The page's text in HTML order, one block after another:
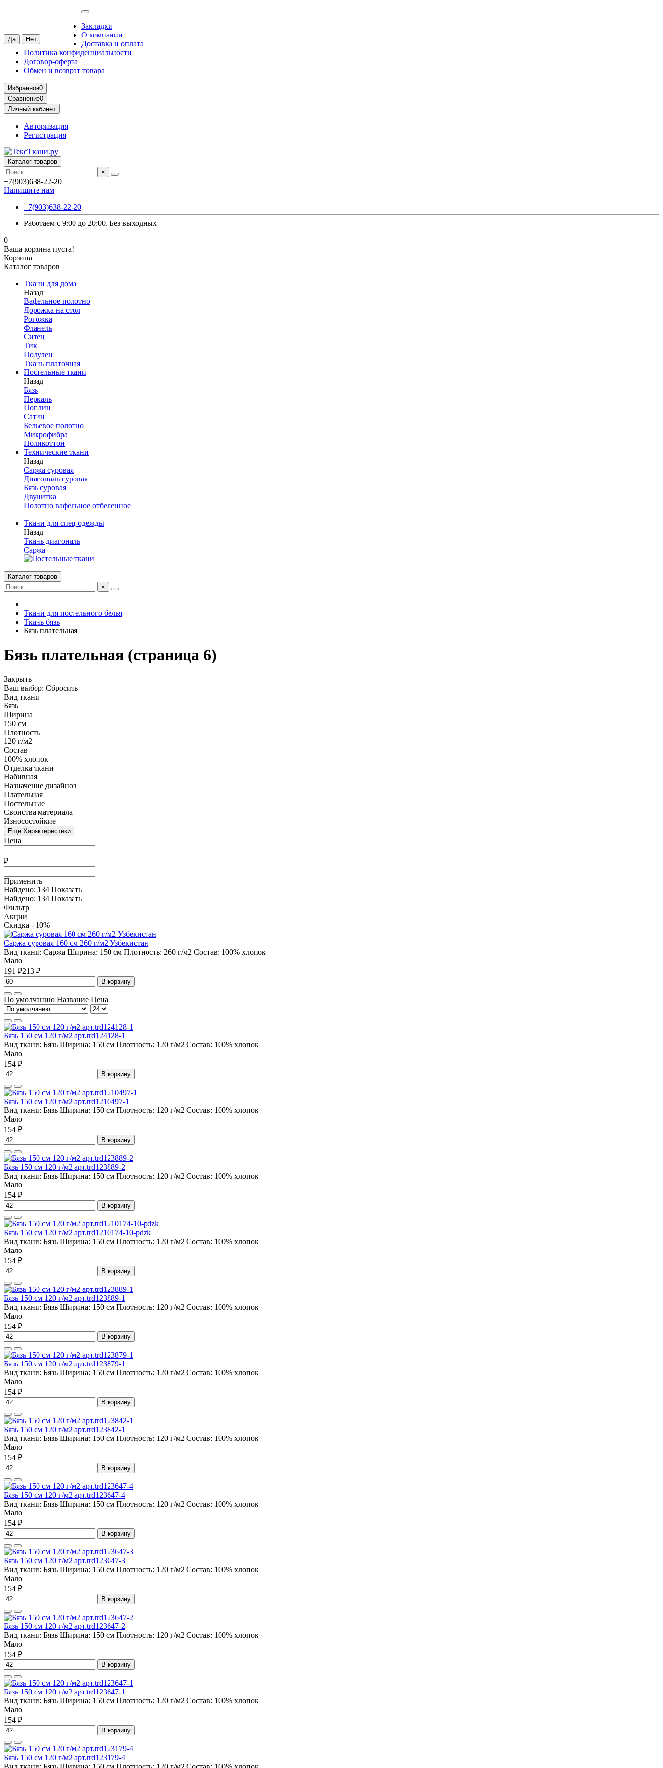
Закладки
О компании
Доставка и оплата
Политика конфиденциальности
Договор-оферта
Обмен и возврат товара
Избранное0
Сравнение0
Личный кабинет
Авторизация
Регистрация
Каталог товаров
×
+7(903)638-22-20
Напишите нам
+7(903)638-22-20
Работаем с 9:00 до 20:00. Без выходных
0
Ваша корзина пуста!
Корзина
Каталог товаров
Ткани для дома
Назад
Вафельное полотно
Дорожка на стол
Рогожка
Фланель
Ситец
Тик
Полулен
Ткань платочная
Постельные ткани
Назад
Бязь
Перкаль
Поплин
Сатин
Бельевое полотно
Микрофибра
Поликоттон
Технические ткани
Назад
Саржа суровая
Диагональ суровая
Бязь суровая
Двунитка
Полотно вафельное отбеленное
Ткани для спец одежды
Назад
Ткань диагональ
Саржа
Каталог товаров
×
Ткани для постельного белья
Ткань бязь
Бязь плательная
Бязь плательная (страница 6)
Закрыть
Ваш выбор: Сбросить
Вид ткани
Бязь
Ширина
150 см
Плотность
120 г/м2
Состав
100% хлопок
Отделка ткани
Набивная
Назначение дизайнов
Плательная
Постельные
Свойства материала
Износостойкие
Ещё Характеристики
Цена
₽
Применить
Найдено: 134 Показать
Найдено: 134 Показать
Фильтр
Акции
Скидка - 10%
Саржа суровая 160 см 260 г/м2 Узбекистан
Вид ткани: Саржа Ширина: 150 см Плотность: 260 г/м2 Состав: 100% хлопок
Мало
191 ₽213 ₽
В корзину
По умолчанию Название Цена
Бязь 150 см 120 г/м2 арт.trd124128-1
Вид ткани: Бязь Ширина: 150 см Плотность: 120 г/м2 Состав: 100% хлопок
Мало
154 ₽
В корзину
Бязь 150 см 120 г/м2 арт.trd1210497-1
Вид ткани: Бязь Ширина: 150 см Плотность: 120 г/м2 Состав: 100% хлопок
Мало
154 ₽
В корзину
Бязь 150 см 120 г/м2 арт.trd123889-2
Вид ткани: Бязь Ширина: 150 см Плотность: 120 г/м2 Состав: 100% хлопок
Мало
154 ₽
В корзину
Бязь 150 см 120 г/м2 арт.trd1210174-10-pdzk
Вид ткани: Бязь Ширина: 150 см Плотность: 120 г/м2 Состав: 100% хлопок
Мало
154 ₽
В корзину
Бязь 150 см 120 г/м2 арт.trd123889-1
Вид ткани: Бязь Ширина: 150 см Плотность: 120 г/м2 Состав: 100% хлопок
Мало
154 ₽
В корзину
Бязь 150 см 120 г/м2 арт.trd123879-1
Вид ткани: Бязь Ширина: 150 см Плотность: 120 г/м2 Состав: 100% хлопок
Мало
154 ₽
В корзину
Бязь 150 см 120 г/м2 арт.trd123842-1
Вид ткани: Бязь Ширина: 150 см Плотность: 120 г/м2 Состав: 100% хлопок
Мало
154 ₽
В корзину
Бязь 150 см 120 г/м2 арт.trd123647-4
Вид ткани: Бязь Ширина: 150 см Плотность: 120 г/м2 Состав: 100% хлопок
Мало
154 ₽
В корзину
Бязь 150 см 120 г/м2 арт.trd123647-3
Вид ткани: Бязь Ширина: 150 см Плотность: 120 г/м2 Состав: 100% хлопок
Мало
154 ₽
В корзину
Бязь 150 см 120 г/м2 арт.trd123647-2
Вид ткани: Бязь Ширина: 150 см Плотность: 120 г/м2 Состав: 100% хлопок
Мало
154 ₽
В корзину
Бязь 150 см 120 г/м2 арт.trd123647-1
Вид ткани: Бязь Ширина: 150 см Плотность: 120 г/м2 Состав: 100% хлопок
Мало
154 ₽
В корзину
Бязь 150 см 120 г/м2 арт.trd123179-4
Вид ткани: Бязь Ширина: 150 см Плотность: 120 г/м2 Состав: 100% хлопок